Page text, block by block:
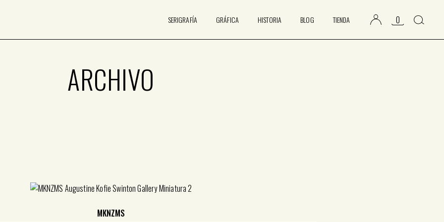
SERIGRAFÍA GRÁFICA HISTORIA BLOG TIENDA 0
ARCHIVO
MKNZMS